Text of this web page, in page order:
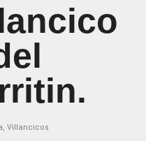
, Villancicos